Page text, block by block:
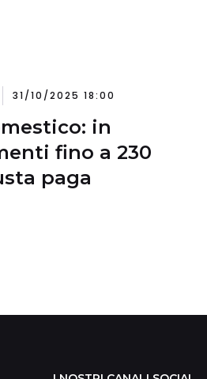
31/10/2025 18:00
in
fino a 230
paga